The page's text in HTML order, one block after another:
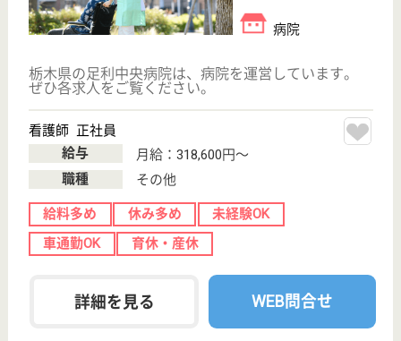
年間休日122日。ワークライフバランス重視の働
き方で充実した毎日が送れます。結婚・出産・育
児・介護等ライフステージが変わってもずっと働
ける職場です。
東武金崎駅徒歩
5分
介護老人保健施
設, デイケア, シ
生活全般の自立支援からレクリエーション・クラブ活
動、季節の行事等、利用者の心豊かな生活をお手伝い
する施設です。職員のワークライフバランス改善に取
組んでいる施設です。貴方の時間を大切にできます！
ママさんの職場復帰も応援！0歳児から利用可能な法